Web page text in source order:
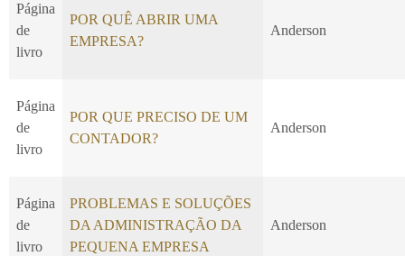
Página
de
livro
POR QUÊ ABRIR UMA
EMPRESA?
Anderson
Página
de
livro
POR QUE PRECISO DE UM
CONTADOR?
Anderson
Página
de
livro
PROBLEMAS E SOLUÇÕES
DA ADMINISTRAÇÃO DA
PEQUENA EMPRESA
Anderson